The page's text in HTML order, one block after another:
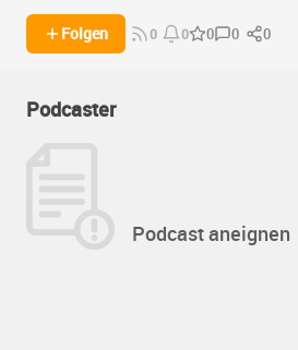
Folgen 0 0 0 0 0
Podcaster
Podcast aneignen